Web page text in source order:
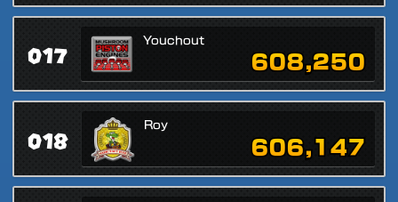
017
Youchout
608,250
018
Roy
606,147